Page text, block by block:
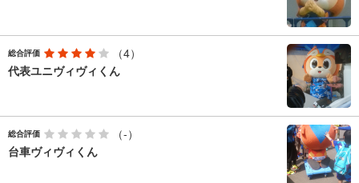
総合評価
（4）
代表ユニヴィヴィくん
総合評価
（-）
台車ヴィヴィくん